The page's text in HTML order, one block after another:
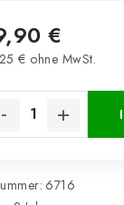
€
€ ohne MwSt.
6716